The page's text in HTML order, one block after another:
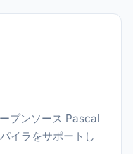
プンソース Pascal
イラをサポートし